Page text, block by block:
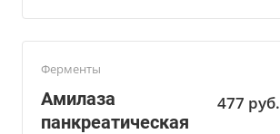
Ферменты
Амилаза
панкреатическая
477 руб.